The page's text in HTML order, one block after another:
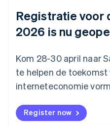
Registratie voor
2026 is nu
Kom 28-30 april naar
te helpen de toekomst
interneteconomie
Register now
Estland
English
Finland
Frankrijk
Gibraltar
English
English
Hongarije